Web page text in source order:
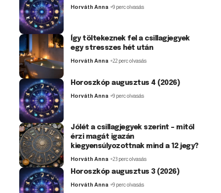
Horváth Anna 9 perc olvasás
Így töltekeznek fel a csillagjegyek
egy stresszes hét után
Horváth Anna 22 perc olvasás
Horoszkóp augusztus 4 (2026)
Horváth Anna 9 perc olvasás
Jólét a csillagjegyek szerint – mitől
érzi magát igazán
kiegyensúlyozottnak mind a 12 jegy?
Horváth Anna 23 perc olvasás
Horoszkóp augusztus 3 (2026)
Horváth Anna 9 perc olvasás